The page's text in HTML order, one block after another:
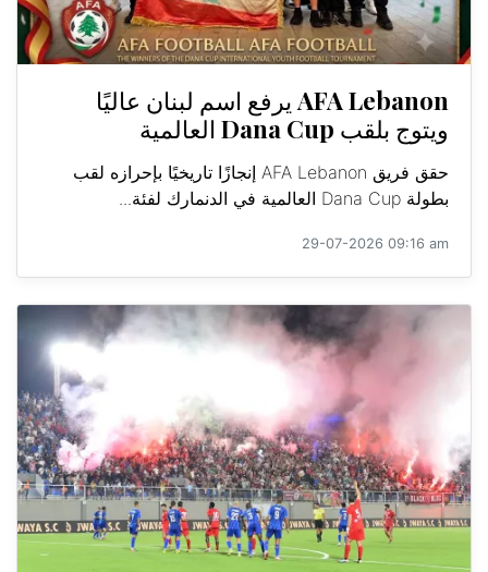
AFA Lebanon يرفع اسم لبنان عاليًا
ويتوج بلقب Dana Cup العالمية
حقق فريق AFA Lebanon إنجازًا تاريخيًا بإحرازه لقب
بطولة Dana Cup العالمية في الدنمارك لفئة...
29-07-2026 09:16 am